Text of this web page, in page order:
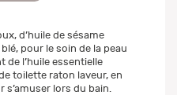
d’huile de sésame
pour le soin de la peau
de l’huile essentielle
toilette raton laveur, en
s’amuser lors du bain.